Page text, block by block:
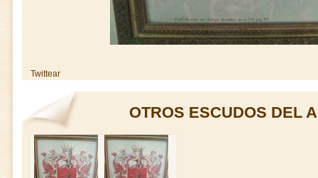
Twittear
OTROS ESCUDOS DEL